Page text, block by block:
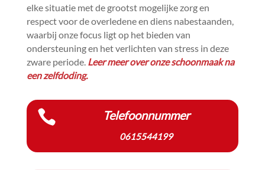
elke situatie met de grootst mogelijke zorg en
respect voor de overledene en diens nabestaanden,
waarbij onze focus ligt op het bieden van
ondersteuning en het verlichten van stress in deze
zware periode.​ Leer meer over onze schoonmaak na
een zelfdoding.​
 Telefoonnummer
0615544199